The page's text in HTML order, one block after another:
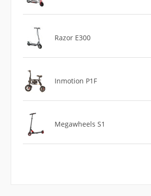
Razor E300
Inmotion P1F
Megawheels S1